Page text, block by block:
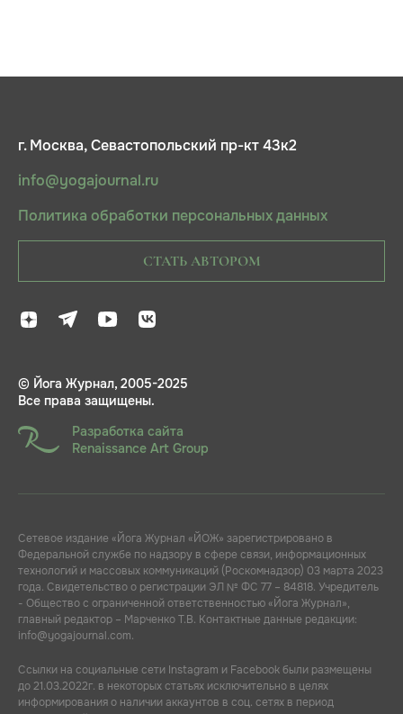
г. Москва, Севастопольский пр-кт 43к2
info@yogajournal.ru
Политика обработки персональных данных
СТАТЬ АВТОРОМ
© Йога Журнал, 2005-2025
Все права защищены.
Разработка сайта
Renaissance Art Group
Сетевое издание «Йога Журнал «ЙОЖ» зарегистрировано в
Федеральной службе по надзору в сфере связи, информационных
технологий и массовых коммуникаций (Роскомнадзор) 03 марта 2023
года. Свидетельство о регистрации ЭЛ № ФС 77 – 84818. Учредитель
- Общество с ограниченной ответственностью «Йога Журнал»,
главный редактор – Марченко Т.В. Контактные данные редакции:
info@yogajournal.com.
Ссылки на социальные сети Instagram и Facebook были размещены
до 21.03.2022г. в некоторых статьях исключительно в целях
информирования о наличии аккаунтов в соц. сетях в период